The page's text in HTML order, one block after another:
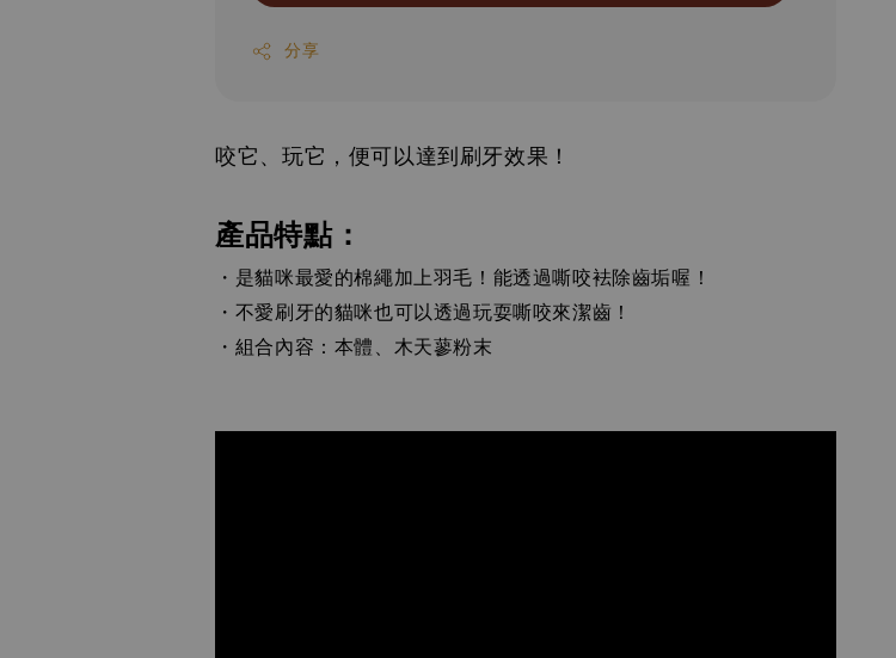
分享
咬它、玩它，便可以達到刷牙效果！
產品特點：
・ 是貓咪最愛的棉繩加上羽毛！能透過嘶咬袪除齒垢喔！
・ 不愛刷牙的貓咪也可以透過玩耍嘶咬來潔齒！
・ 組合內容：本體、木天蓼粉末